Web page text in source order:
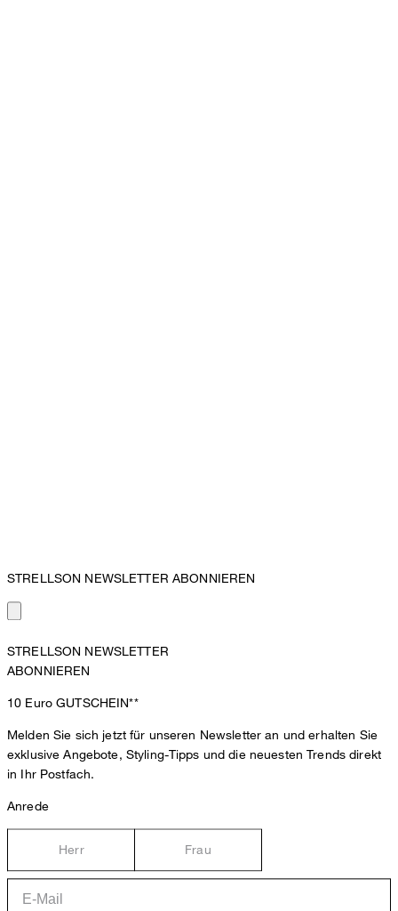
STRELLSON NEWSLETTER ABONNIEREN
STRELLSON NEWSLETTER
ABONNIEREN
10 EuroGUTSCHEIN**
Melden Sie sich jetzt für unseren Newsletter an und erhalten Sie
exklusive Angebote, Styling-Tipps und die neuesten Trends direkt
in Ihr Postfach.
Anrede
Herr Frau